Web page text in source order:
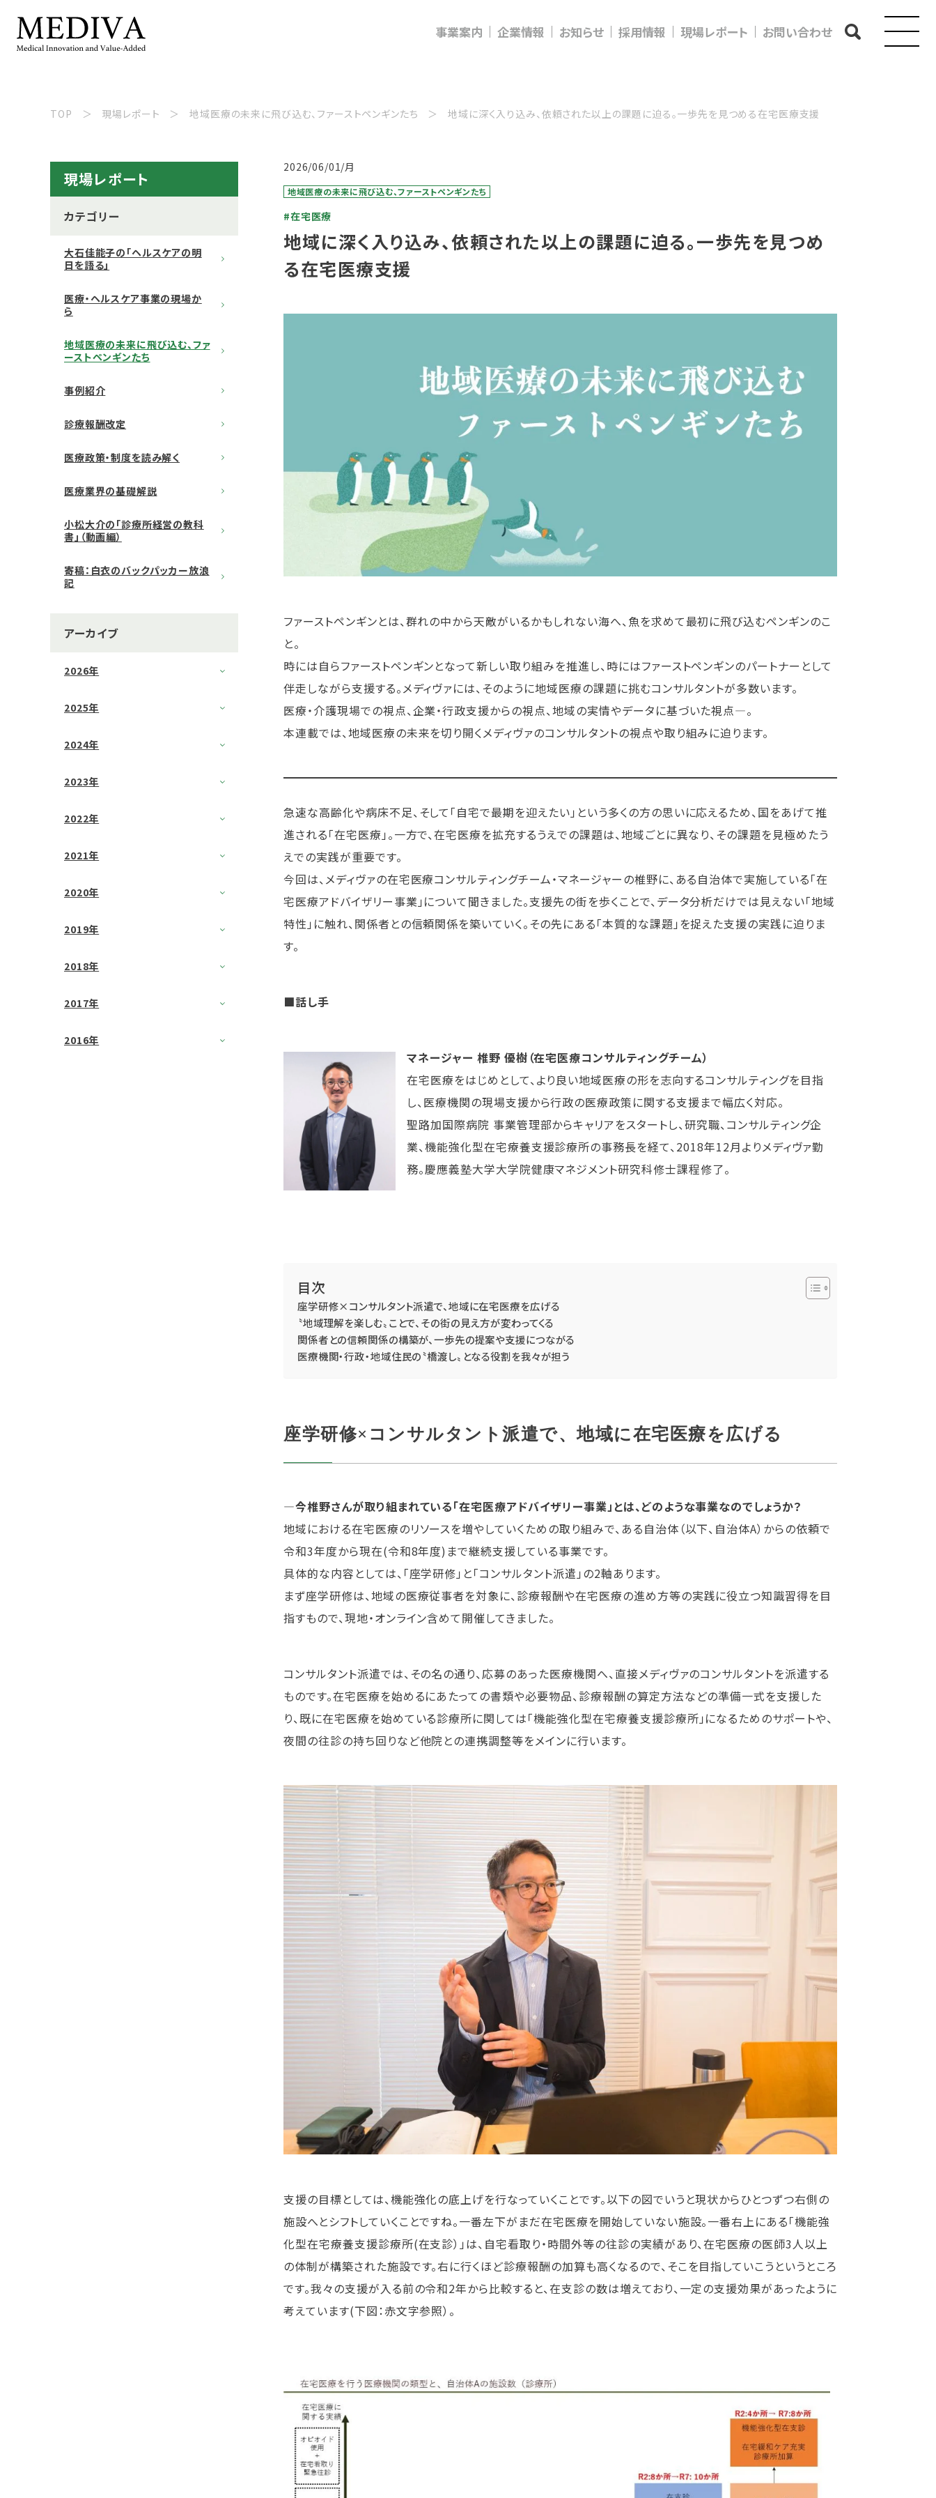
事業案内 企業情報 お知らせ 採用情報 現場レポート お問い合わせ
TOP 現場レポート 地域医療の未来に飛び込む、ファーストペンギンたち 地域に深く入り込み、依頼された以上の課題に迫る。一歩先を見つめる在宅医療支援
現場レポート
カテゴリー
大石佳能子の「ヘルスケアの明
日を語る」
医療・ヘルスケア事業の現場か
ら
地域医療の未来に飛び込む、ファ
ーストペンギンたち
事例紹介
診療報酬改定
医療政策・制度を読み解く
医療業界の基礎解説
小松大介の「診療所経営の教科
書」（動画編）
寄稿：白衣のバックパッカー放浪
記
アーカイブ
2026年
2025年
2024年
2023年
2022年
2021年
2020年
2019年
2018年
2017年
2016年
2026/06/01/月
地域医療の未来に飛び込む、ファーストペンギンたち
#在宅医療
地域に深く入り込み、依頼された以上の課題に迫る。一歩先を見つめ
る在宅医療支援
ファーストペンギンとは、群れの中から天敵がいるかもしれない海へ、魚を求めて最初に飛び込むペンギンのこ
と。
時には自らファーストペンギンとなって新しい取り組みを推進し、時にはファーストペンギンのパートナーとして
伴走しながら支援する。メディヴァには、そのように地域医療の課題に挑むコンサルタントが多数います。
医療・介護現場での視点、企業・行政支援からの視点、地域の実情やデータに基づいた視点―。
本連載では、地域医療の未来を切り開くメディヴァのコンサルタントの視点や取り組みに迫ります。
急速な高齢化や病床不足、そして「自宅で最期を迎えたい」という多くの方の思いに応えるため、国をあげて推
進される「在宅医療」。一方で、在宅医療を拡充するうえでの課題は、地域ごとに異なり、その課題を見極めたう
えでの実践が重要です。
今回は、メディヴァの在宅医療コンサルティングチーム・マネージャーの椎野に、ある自治体で実施している「在
宅医療アドバイザリー事業」について聞きました。支援先の街を歩くことで、データ分析だけでは見えない「地域
特性」に触れ、関係者との信頼関係を築いていく。その先にある「本質的な課題」を捉えた支援の実践に迫りま
す。
■話し手
マネージャー 椎野 優樹（在宅医療コンサルティングチーム）
在宅医療をはじめとして、より良い地域医療の形を志向するコンサルティングを目指
し、医療機関の現場支援から行政の医療政策に関する支援まで幅広く対応。
聖路加国際病院 事業管理部からキャリアをスタートし、研究職、コンサルティング企
業、機能強化型在宅療養支援診療所の事務長を経て、2018年12月よりメディヴァ勤
務。慶應義塾大学大学院健康マネジメント研究科修士課程修了。
目次
座学研修×コンサルタント派遣で、地域に在宅医療を広げる
〝地域理解を楽しむ〟ことで、その街の見え方が変わってくる
関係者との信頼関係の構築が、一歩先の提案や支援につながる
医療機関・行政・地域住民の〝橋渡し〟となる役割を我々が担う
座学研修×コンサルタント派遣で、地域に在宅医療を広げる
―今椎野さんが取り組まれている「在宅医療アドバイザリー事業」とは、どのような事業なのでしょうか？
地域における在宅医療のリソースを増やしていくための取り組みで、ある自治体（以下、自治体A）からの依頼で
令和3年度から現在(令和8年度)まで継続支援している事業です。
具体的な内容としては、「座学研修」と「コンサルタント派遣」の2軸あります。
まず座学研修は、地域の医療従事者を対象に、診療報酬や在宅医療の進め方等の実践に役立つ知識習得を目
指すもので、現地・オンライン含めて開催してきました。
コンサルタント派遣では、その名の通り、応募のあった医療機関へ、直接メディヴァのコンサルタントを派遣する
ものです。在宅医療を始めるにあたっての書類や必要物品、診療報酬の算定方法などの準備一式を支援した
り、既に在宅医療を始めている診療所に関しては「機能強化型在宅療養支援診療所」になるためのサポートや、
夜間の往診の持ち回りなど他院との連携調整等をメインに行います。
支援の目標としては、機能強化の底上げを行なっていくことです。以下の図でいうと現状からひとつずつ右側の
施設へとシフトしていくことですね。一番左下がまだ在宅医療を開始していない施設。一番右上にある「機能強
化型在宅療養支援診療所(在支診）」は、自宅看取り・時間外等の往診の実績があり、在宅医療の医師3人以上
の体制が構築された施設です。右に行くほど診療報酬の加算も高くなるので、そこを目指していこうというところ
です。我々の支援が入る前の令和2年から比較すると、在支診の数は増えており、一定の支援効果があったように
考えています(下図：赤文字参照）。